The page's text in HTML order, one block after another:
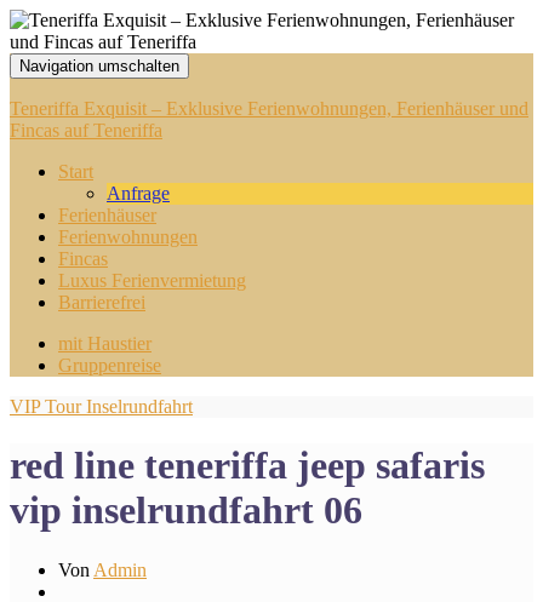
Navigation umschalten
Teneriffa Exquisit – Exklusive Ferienwohnungen, Ferienhäuser und
Fincas auf Teneriffa
Start
Anfrage
Ferienhäuser
Ferienwohnungen
Fincas
Luxus Ferienvermietung
Barrierefrei
mit Haustier
Gruppenreise
VIP Tour Inselrundfahrt
red line teneriffa jeep safaris
vip inselrundfahrt 06
Von Admin